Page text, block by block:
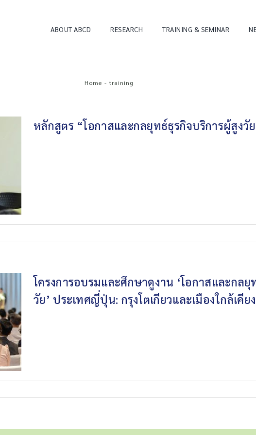
ABOUT ABCD RESEARCH TRAINING & SEMINAR
Home - training
หลักสูตร “โอกาสและกลยุทธ์ธุรกิจบริการผู้สูงวั
โครงการอบรมและศึกษาดูงาน ‘โอกาสและกลยุ
วัย’ ประเทศญี่ปุ่น: กรุงโตเกียวและเมืองใกล้เคีย